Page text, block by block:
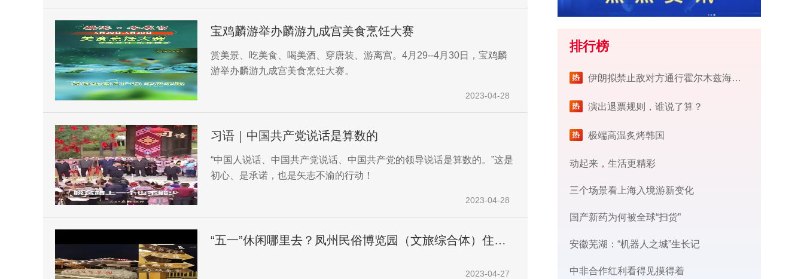
宝鸡麟游举办麟游九成宫美食烹饪大赛
赏美景、吃美食、喝美酒、穿唐装、游离宫。4月29--4月30日，宝鸡麟
游举办麟游九成宫美食烹饪大赛。
2023-04-28
习语｜中国共产党说话是算数的
“中国人说话、中国共产党说话、中国共产党的领导说话是算数的。”这是
初心、是承诺，也是矢志不渝的行动！
2023-04-28
“五一”休闲哪里去？凤州民俗博览园（文旅综合体）住
2023-04-27
排行榜
伊朗拟禁止敌对方通行霍尔木兹海峡 对违规者重罚
演出退票规则，谁说了算？
极端高温炙烤韩国
动起来，生活更精彩
三个场景看上海入境游新变化
国产新药为何被全球“扫货”
安徽芜湖：“机器人之城”生长记
中非合作红利看得见摸得着